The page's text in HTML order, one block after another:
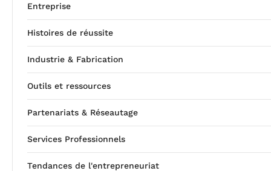
Entreprise
Histoires de réussite
Industrie & Fabrication
Outils et ressources
Partenariats & Réseautage
Services Professionnels
Tendances de l'entrepreneuriat